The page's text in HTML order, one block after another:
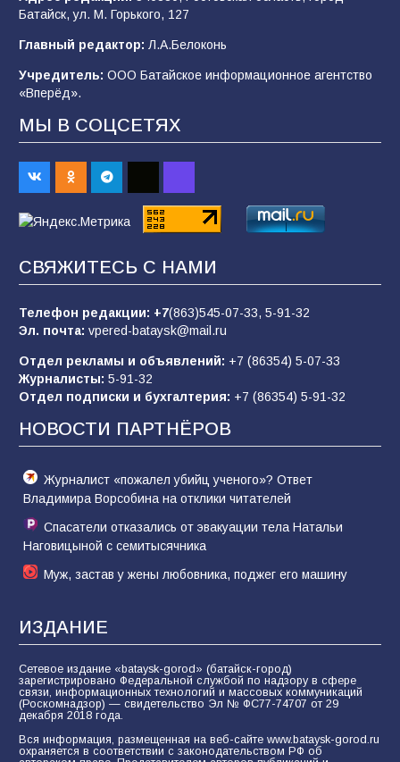
Батайчане привезли 20 наград с областных
соревнований
93 06.08.2026
пропагандистский вброс
«Слухами Москву не возьмёшь»: почему
заявления Киева о мобилизации — это
отчаяние, а не разведка
81 02.08.2026
Батайск, ул. М. Горького, 127
Главный редактор: Л.А.Белоконь
Учредитель: ООО Батайское информационное агентство
«Вперёд».
МЫ В СОЦСЕТЯХ
СВЯЖИТЕСЬ С НАМИ
Телефон редакции: +7(863)545-07-33, 5-91-32
Эл. почта: vpered-bataysk@mail.ru
Отдел рекламы и объявлений: +7 (86354) 5-07-33
Журналисты: 5-91-32
Отдел подписки и бухгалтерия: +7 (86354) 5-91-32
НОВОСТИ ПАРТНЁРОВ
Журналист «пожалел убийц ученого»? Ответ
Владимира Ворсобина на отклики читателей
Спасатели отказались от эвакуации тела Натальи
Наговицыной с семитысячника
Муж, застав у жены любовника, поджег его машину
ИЗДАНИЕ
Сетевое издание «bataysk-gorod» (батайск-город)
зарегистрировано Федеральной службой по надзору в сфере
связи, информационных технологий и массовых коммуникаций
(Роскомнадзор) — свидетельство Эл № ФС77-74707 от 29
декабря 2018 года.
Вся информация, размещенная на веб-сайте www.bataysk-gorod.ru
охраняется в соответствии с законодательством РФ об